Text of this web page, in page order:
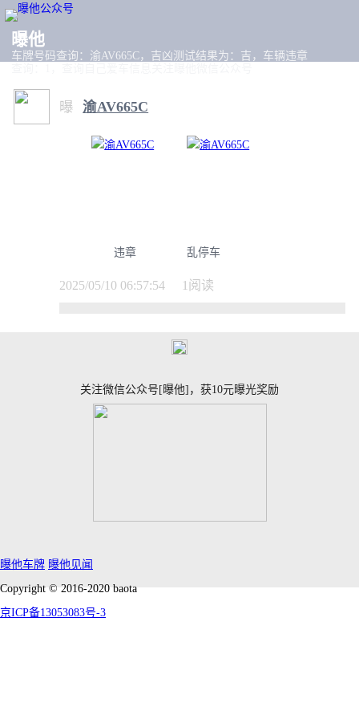
曝他
车牌号码查询：渝AV665C，吉凶测试结果为：吉，车辆违章
曝 渝AV665C
违章 乱停车
2025/05/10 06:57:54 1阅读
关注微信公众号[曝他]，获10元曝光奖励
曝他车牌 曝他见闻
Copyright © 2016-2020 baota
京ICP备13053083号-3